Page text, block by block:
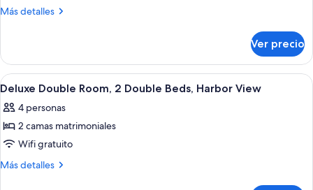
a
Más detalles
Más
doble
urbana,
vista
la
ciudad
Ver precio
Abrir
todas
las
fotos
de
Deluxe
Un baño moderno con un espejo
3
Deluxe Double Room, 2 Double Beds, Harbor View
4 personas
2 camas matrimoniales
Wifi gratuito
Más detalles
Más